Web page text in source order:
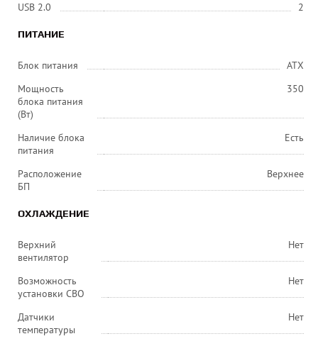
USB 2.0 2
ПИТАНИЕ
Блок питания
ATX
Мощность
блока питания
(Вт)
350
Наличие блока
питания
Есть
Расположение
БП
Верхнее
ОХЛАЖДЕНИЕ
Верхний
вентилятор
Нет
Возможность
установки СВО
Нет
Датчики
температуры
Нет